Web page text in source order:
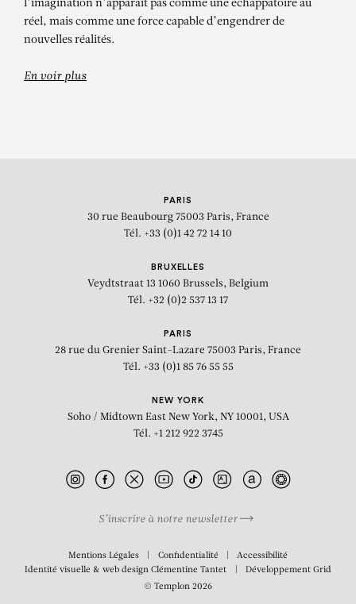
l’imagination n’apparaît pas comme une échappatoire au
réel, mais comme une force capable d’engendrer de
nouvelles réalités.
En voir plus
PARIS
30 rue Beaubourg 75003 Paris, France
Tél. +33 (0)1 42 72 14 10
BRUXELLES
Veydtstraat 13 1060 Brussels, Belgium
Tél. +32 (0)2 537 13 17
PARIS
28 rue du Grenier Saint-Lazare 75003 Paris, France
Tél. +33 (0)1 85 76 55 55
NEW YORK
Soho / Midtown East New York, NY 10001, USA
Tél. +1 212 922 3745
S’inscrire à notre newsletter
Mentions Légales Confidentialité
Accessibilité
Identité visuelle & web designClémentine Tantet Développement Grid
© Templon 2026